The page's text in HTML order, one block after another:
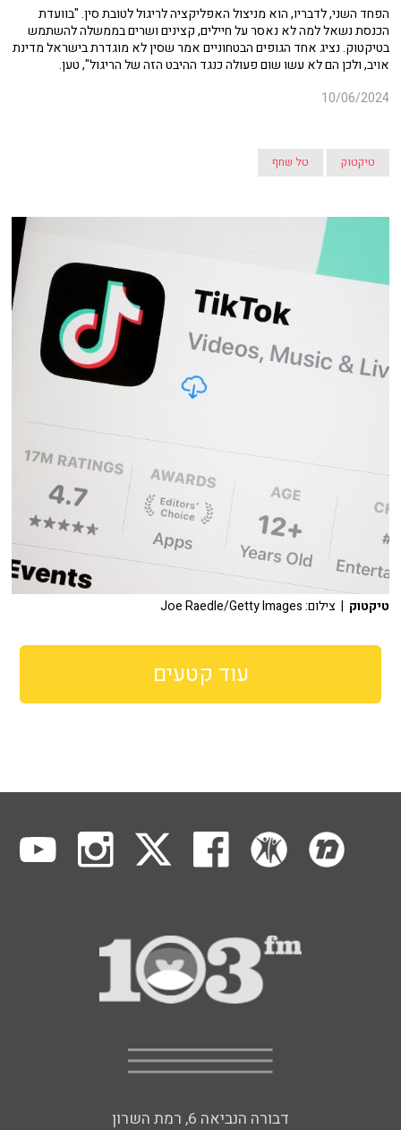
הפחד השני, לדבריו, הוא מניצול האפליקציה לריגול לטובת סין. "בוועדת
הכנסת נשאל למה לא נאסר על חיילים, קצינים ושרים בממשלה להשתמש
בטיקטוק. נציג אחד הגופים הבטחוניים אמר שסין לא מוגדרת בישראל מדינת
אויב, ולכן הם לא עשו שום פעולה כנגד ההיבט הזה של הריגול", טען.
10/06/2024
טיקטוק טל שחף
טיקטוק | צילום: Joe Raedle/Getty Images
עוד קטעים
דבורה הנביאה 6, רמת השרון